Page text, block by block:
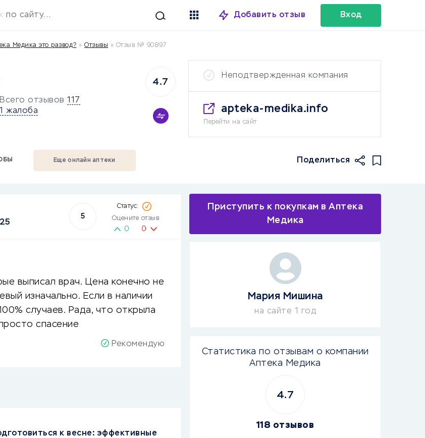
по сайту... Добавить отзыв Вход
Медика это развод? » Отзывы » Отзыв № 90897
Всего отзывов 117
1 жалоба
4.7
Неподтвержденная компания
apteka-medika.info
Перейти на сайт
Еще онлайн аптеки Поделиться
5 Оцените отзыв
0 0
выписал врач. Цена конечно не
изначально. Если в наличии
случаев. Рада, что открыла
спасение
Рекомендую
к весне: эффективные
Приступить к покупкам в Аптека
Медика
Мария Мишина
на сайте 1 год
Статистика по отзывам о компании
Аптека Медика
4.7
118 отзывов